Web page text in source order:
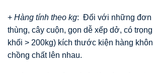
+ Hàng tính theo kg: Đối với những đơn
thùng, cây cuộn, gọn dễ xếp dở, có
khối > 200kg) kích thước kiện hàng
chồng chất lên nhau.